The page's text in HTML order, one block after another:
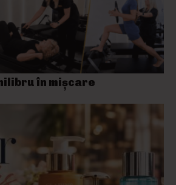
în mișcare